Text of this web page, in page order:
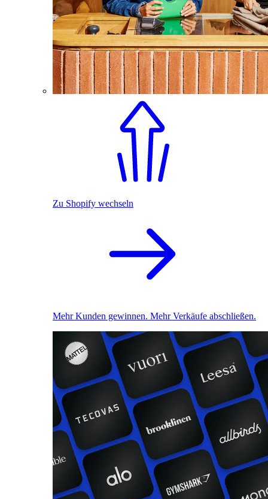
Zu Shopify wechseln
Mehr Kunden gewinnen. Mehr Verkäufe abschließen.